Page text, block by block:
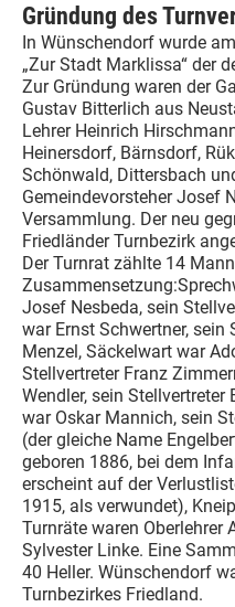
Gründung des
In Wünschendorf wurde
„Zur Stadt Marklissa“ der
Zur Gründung waren der
Gustav Bitterlich aus
Lehrer Heinrich
Heinersdorf, Bärnsdorf,
Schönwald, Dittersbach
Gemeindevorsteher Josef
Versammlung. Der neu
Friedländer Turnbezirk
Der Turnrat zählte 14
Josef Nesbeda, sein
war Ernst Schwertner, sein
Menzel, Säckelwart war
Stellvertreter Franz
Wendler, sein Stellvertreter
war Oskar Mannich, sein
(der gleiche Name
geboren 1886, bei dem
erscheint auf der
1915, als verwundet),
Turnräte waren Oberlehrer
Sylvester Linke. Eine
40 Heller. Wünschendorf
Turnbezirkes Friedland.